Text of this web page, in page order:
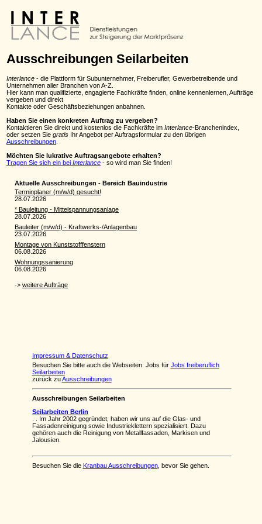
Ausschreibungen Seilarbeiten
Interlance - die Plattform für Subunternehmer, Freiberufler, Gewerbetreibende und
Unternehmen aller Branchen von A-Z.
Hier kann man qualifizierte, engagierte Fachkräfte finden, online kennenlernen, Aufträge
vergeben und direkt
Kontakte oder Geschäftsbeziehungen anbahnen.
Haben Sie einen konkreten Auftrag zu vergeben?
Kontaktieren Sie direkt und kostenlos die Fachkräfte im Interlance-Branchenindex,
oder setzen Sie gratis Ihr Angebot per Auftragsformular zu den übrigen
Ausschreibungen.
Möchten Sie lukrative Auftragsangebote erhalten?
Tragen Sie sich ein bei Interlance - so wird man Sie finden!
Impressum & Datenschutz
Besuchen Sie bitte auch die Webseiten: Jobs für Jobs freiberuflich
Seilarbeiten
zurück zuAusschreibungen
Ausschreibungen Seilarbeiten
Seilarbeiten Berlin
. . Im Jahr 2002 gegründet, haben wir uns auf die Glas- und
Fassadenreinigung sowie Industrieklettern spezialisiert. Dazu
gehören auch die Reinigung von Metallfassaden, Markisen und
Jalousien.
Besuchen Sie die Kranbau Ausschreibungen, bevor Sie gehen.